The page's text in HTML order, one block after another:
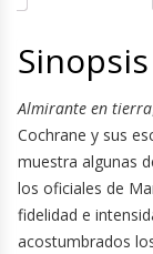
Sinopsis
Almirante en tierra
Cochrane y sus
muestra algunas
los oficiales de
fidelidad e
acostumbrados